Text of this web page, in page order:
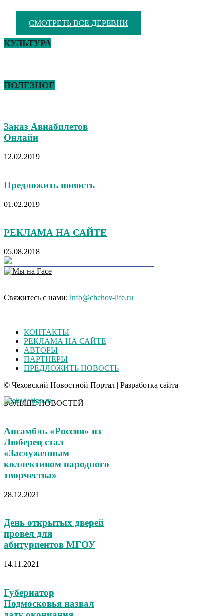
СМОТРЕТЬ ВСЕ ДЕРЕВНИ
КУЛЬТУРА
ПОЛЕЗНОЕ
Заказ Авиабилетов
Онлайн
12.02.2019
Предложить новость
01.02.2019
РЕКЛАМА НА САЙТЕ
05.08.2018
Свяжитесь с нами: info@chehov-life.ru
КОНТАКТЫ
РЕКЛАМА НА САЙТЕ
АВТОРЫ
ПАРТНЕРЫ
ПРЕДЛОЖИТЬ НОВОСТЬ
© Чеховский Новостной Портал | Разработка сайта
БОЛЬШЕ НОВОСТЕЙ
Ансамбль «Россия» из
Люберец стал
«Заслуженным
коллективом народного
творчества»
28.12.2021
День открытых дверей
провел для
абитуриентов МГОУ
14.11.2021
Губернатор
Подмосковья назвал